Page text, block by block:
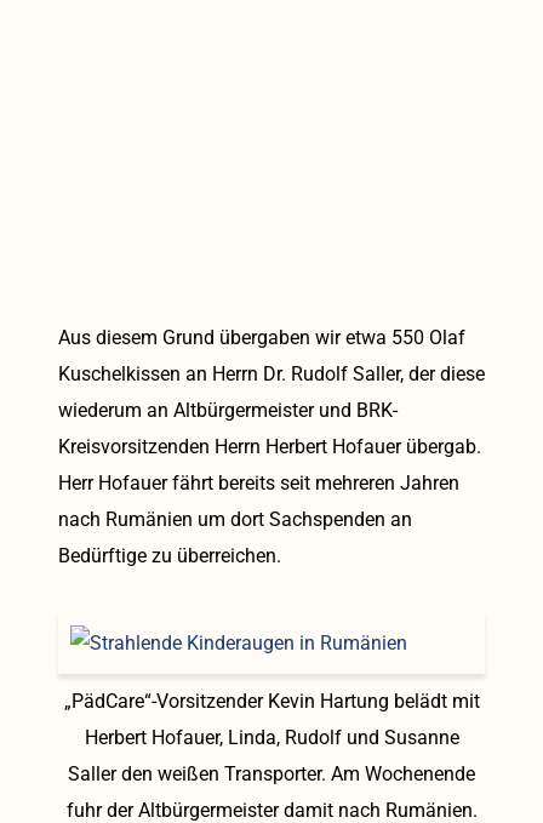
Aus diesem Grund übergaben wir etwa 550 Olaf
Kuschelkissen an Herrn Dr. Rudolf Saller, der diese
wiederum an Altbürgermeister und BRK-
Kreisvorsitzenden Herrn Herbert Hofauer übergab.
Herr Hofauer fährt bereits seit mehreren Jahren
nach Rumänien um dort Sachspenden an
Bedürftige zu überreichen.
„PädCare“-Vorsitzender Kevin Hartung belädt mit
Herbert Hofauer, Linda, Rudolf und Susanne
Saller den weißen Transporter. Am Wochenende
fuhr der Altbürgermeister damit nach Rumänien.